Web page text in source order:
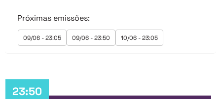
Próximas emissões:
09/06 - 23:05 09/06 - 23:50 10/06 - 23:05
23:50